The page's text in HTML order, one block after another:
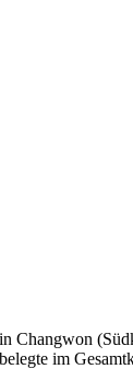
Changwon
im